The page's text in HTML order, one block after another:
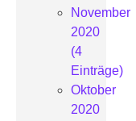
November
2020
(4
Einträge)
Oktober
2020